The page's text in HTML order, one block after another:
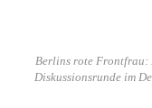
Berlins rote Frontfrau:
Diskussionsrunde im